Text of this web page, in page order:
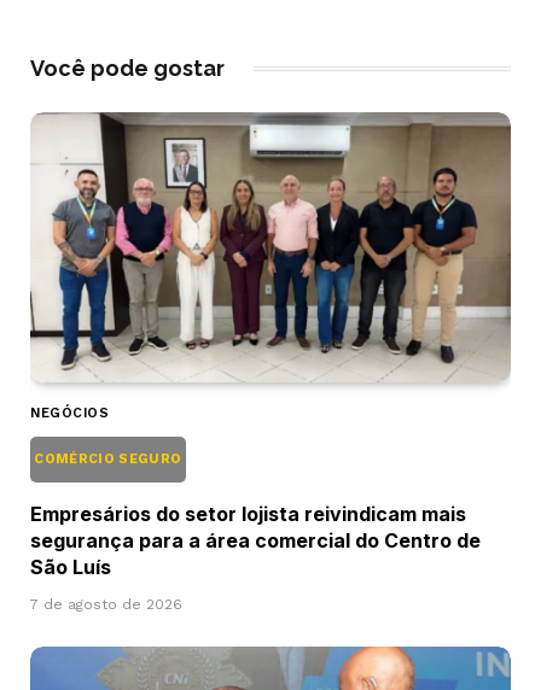
Você pode gostar
NEGÓCIOS
COMÉRCIO SEGURO
Empresários do setor lojista reivindicam mais
segurança para a área comercial do Centro de
São Luís
7 de agosto de 2026